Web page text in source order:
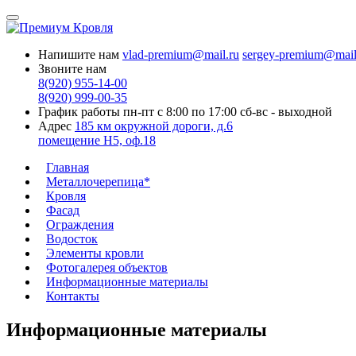
Напишите нам vlad-premium@mail.ru sergey-
Звоните нам
8(920) 955-14-00
8(920) 999-00-35
График работы пн-пт с 8:00 по 17:00 сб-вс - выходной
Адрес 185 км окружной дороги, д.6
помещение Н5, оф.18
Главная
Металлочерепица*
Кровля
Фасад
Ограждения
Водосток
Элементы кровли
Фотогалерея объектов
Информационные материалы
Контакты
Информационные материалы